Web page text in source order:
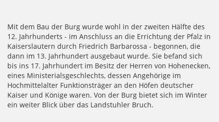
Mit dem Bau der Burg wurde wohl in der zweiten Hälfte des
12. Jahrhunderts - im Anschluss an die Errichtung der Pfalz in
Kaiserslautern durch Friedrich Barbarossa - begonnen, die
dann im 13. Jahrhundert ausgebaut wurde. Sie befand sich
bis ins 17. Jahrhundert im Besitz der Herren von Hohenecken,
eines Ministerialsgeschlechts, dessen Angehörige im
Hochmittelalter Funktionsträger an den Höfen deutscher
Kaiser und Könige waren. Von der Burg bietet sich im Winter
ein weiter Blick über das Landstuhler Bruch.